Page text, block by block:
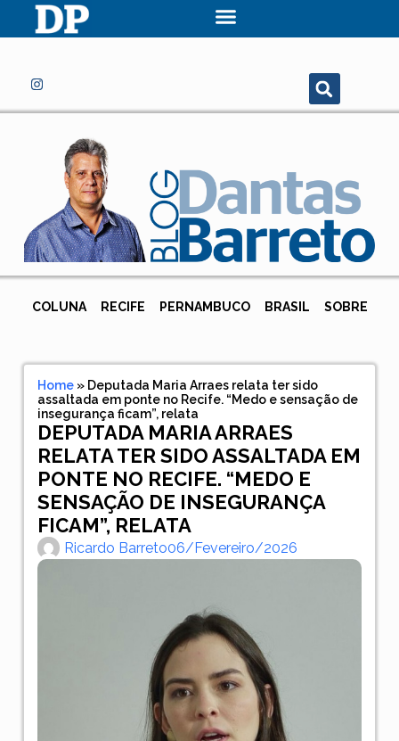
COLUNA RECIFE PERNAMBUCO BRASIL SOBRE
Home» Deputada Maria Arraes relata ter sido
assaltada em ponte no Recife. “Medo e sensação de
insegurança ficam”, relata
DEPUTADA MARIA ARRAES
RELATA TER SIDO ASSALTADA EM
PONTE NO RECIFE. “MEDO E
SENSAÇÃO DE INSEGURANÇA
FICAM”, RELATA
Ricardo Barreto06/fevereiro/2026